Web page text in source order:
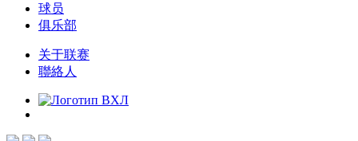
球员
俱乐部
关于联赛
聯絡人